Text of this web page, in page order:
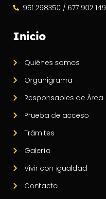
951 298350 / 677 902 149
Inicio
Quiénes somos
Organigrama
Responsables de Área
Prueba de acceso
Trámites
Galería
Vivir con igualdad
Contacto